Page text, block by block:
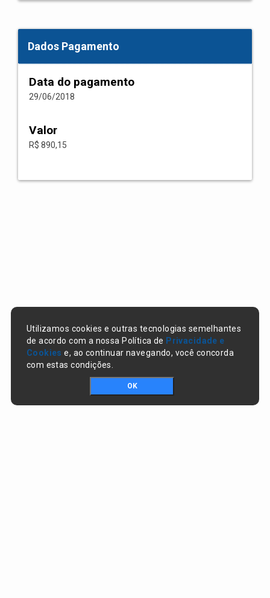
Dados Pagamento
Data do pagamento
29/06/2018
Valor
R$ 890,15
Utilizamos cookies e outras tecnologias semelhantes
de acordo com a nossa Política de Privacidade e
Cookies e, ao continuar navegando, você concorda
com estas condições.
OK